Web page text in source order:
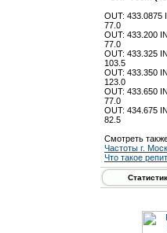
OUT: 433.0875
77.0
OUT: 433.200
77.0
OUT: 433.325
103.5
OUT: 433.350
123.0
OUT: 433.650
77.0
OUT: 434.675
82.5
Смотреть
Частоты г.
Что такое